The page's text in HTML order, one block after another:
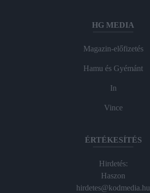
HG MEDIA
Magazin-előfizetés
Hamu és Gyémánt
In
Vince
ÉRTÉKESÍTÉS
Hirdetés:
Haszon
hirdetes@kodmedia.hu